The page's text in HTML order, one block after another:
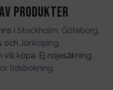
produkter
i Stockholm Göteborg
och Jönköping.
köpa. Ej nöjesåkning.
tidsbokning.